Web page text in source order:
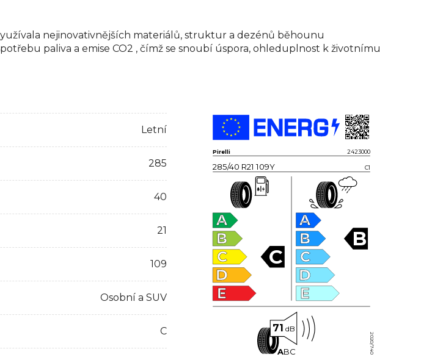
nejinovativnějších materiálů, struktur a dezénů běhounu
paliva a emise CO2 , čímž se snoubí úspora, ohleduplnost k životnímu
Letní
285
40
21
109
Osobní a SUV
C
Pirelli 2423000
285/40 R21 109Y C1
A
B
C
D
E
C
A
B
C
D
E
B
71 dB
ABC 2020/740